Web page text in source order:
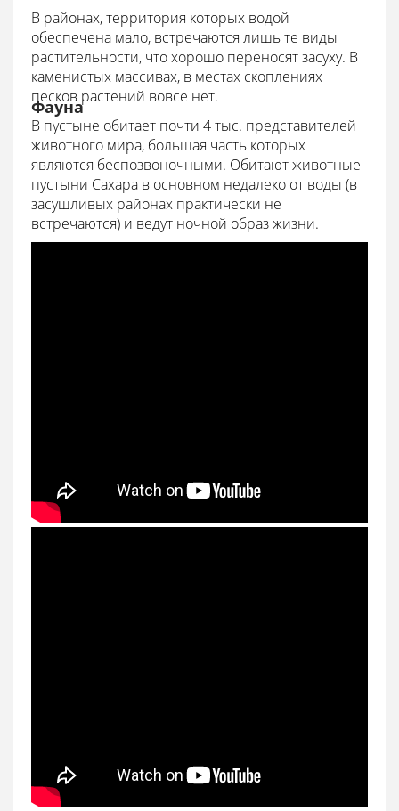
В районах, территория которых водой
обеспечена мало, встречаются лишь те виды
растительности, что хорошо переносят засуху. В
каменистых массивах, в местах скоплениях
песков растений вовсе нет.
Фауна
В пустыне обитает почти 4 тыс. представителей
животного мира, большая часть которых
являются беспозвоночными. Обитают животные
пустыни Сахара в основном недалеко от воды (в
засушливых районах практически не
встречаются) и ведут ночной образ жизни.